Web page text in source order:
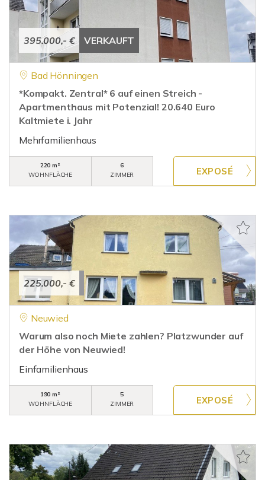
395.000,- € VERKAUFT
Bad Hönningen
*Kompakt. Zentral* 6 auf einen Streich -
Apartmenthaus mit Potenzial! 20.640 Euro
Kaltmiete i. Jahr
Mehrfamilienhaus
220 m²
WOHNFLÄCHE
6
ZIMMER
225.000,- €
Neuwied
Warum also noch Miete zahlen? Platzwunder auf
der Höhe von Neuwied!
Einfamilienhaus
190 m²
WOHNFLÄCHE
5
ZIMMER